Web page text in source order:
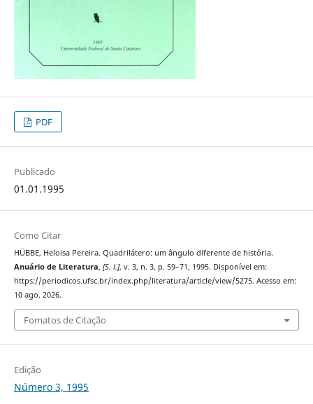
PDF
Publicado
01.01.1995
Como Citar
HÜBBE, Heloisa Pereira. Quadrilátero: um ângulo diferente de história.
Anuário de Literatura, [S. l.], v. 3, n. 3, p. 59–71, 1995. Disponível em:
https://periodicos.ufsc.br/index.php/literatura/article/view/5275. Acesso em:
10 ago. 2026.
Fomatos de Citação
Edição
Número 3, 1995